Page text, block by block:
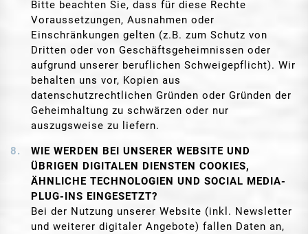
Bitte beachten Sie, dass für diese Rechte
Voraussetzungen, Ausnahmen oder
Einschränkungen gelten (z.B. zum Schutz von
Dritten oder von Geschäftsgeheimnissen oder
aufgrund unserer beruflichen Schweigepflicht). Wir
behalten uns vor, Kopien aus
datenschutzrechtlichen Gründen oder Gründen der
Geheimhaltung zu schwärzen oder nur
auszugsweise zu liefern.
WIE WERDEN BEI UNSERER WEBSITE UND
ÜBRIGEN DIGITALEN DIENSTEN COOKIES,
ÄHNLICHE TECHNOLOGIEN UND SOCIAL MEDIA-
PLUG-INS EINGESETZT?
Bei der Nutzung unserer Website (inkl. Newsletter
und weiterer digitaler Angebote) fallen Daten an,